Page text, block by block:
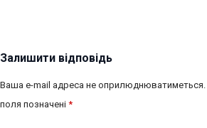
Залишити відповідь
Ваша e-mail адреса не оприлюднюватиметься.
поля позначені *